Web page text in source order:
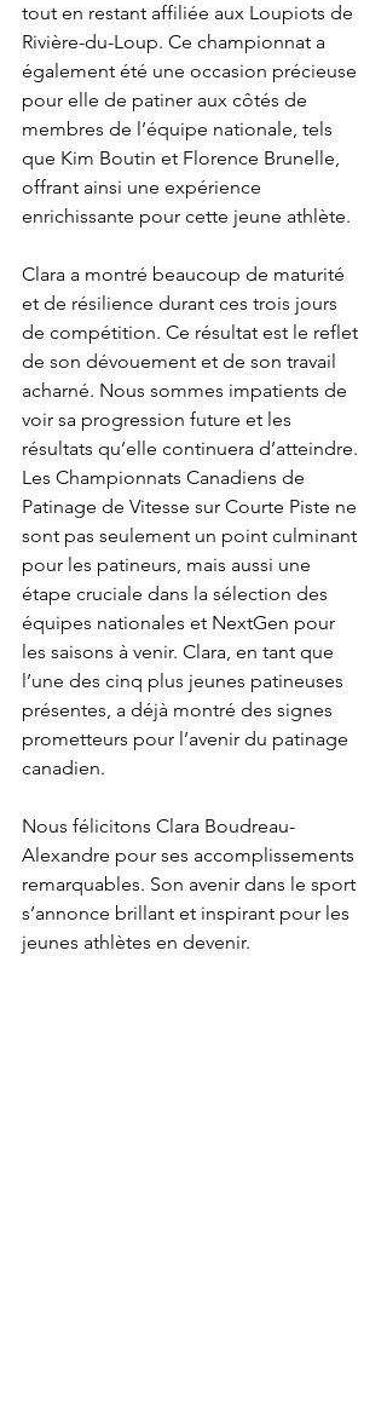
tout en restant affiliée aux Loupiots de
Rivière-du-Loup. Ce championnat a
également été une occasion précieuse
pour elle de patiner aux côtés de
membres de l’équipe nationale, tels
que Kim Boutin et Florence Brunelle,
offrant ainsi une expérience
enrichissante pour cette jeune athlète.
Clara a montré beaucoup de maturité
et de résilience durant ces trois jours
de compétition. Ce résultat est le reflet
de son dévouement et de son travail
acharné. Nous sommes impatients de
voir sa progression future et les
résultats qu’elle continuera d’atteindre.
Les Championnats Canadiens de
Patinage de Vitesse sur Courte Piste ne
sont pas seulement un point culminant
pour les patineurs, mais aussi une
étape cruciale dans la sélection des
équipes nationales et NextGen pour
les saisons à venir. Clara, en tant que
l’une des cinq plus jeunes patineuses
présentes, a déjà montré des signes
prometteurs pour l’avenir du patinage
canadien.
Nous félicitons Clara Boudreau-
Alexandre pour ses accomplissements
remarquables. Son avenir dans le sport
s’annonce brillant et inspirant pour les
jeunes athlètes en devenir.